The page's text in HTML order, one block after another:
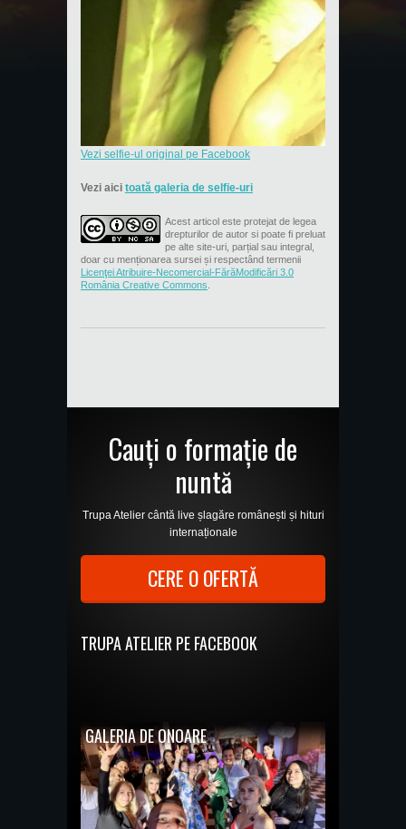
Vezi selfie-ul original pe Facebook
Vezi aici toată galeria de selfie-uri
Acest articol este protejat de legea
drepturilor de autor si poate fi preluat
pe alte site-uri, parțial sau integral,
doar cu menționarea sursei și respectând termenii
Licenţei Atribuire-Necomercial-FărăModificări 3.0
România Creative Commons
Cauți o formație de
nuntă
Trupa Atelier cântă live șlagăre românești și hituri
internaționale
CERE O OFERTĂ
TRUPA ATELIER PE FACEBOOK
GALERIA DE ONOARE